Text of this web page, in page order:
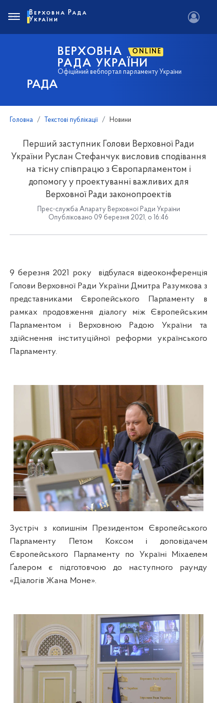
РАДА
ВЕРХОВНА ONLINE
РАДА УКРАЇНИ
Офіційний вебпортал парламенту України
Верховна Рада
України
Головна Текстові публікації Новини
Перший заступник Голови Верховної Ради
України Руслан Стефанчук висловив сподівання
на тісну співпрацю з Європарламентом і
допомогу у проектуванні важливих для
Верховної Ради законопроектів
Прес-служба Апарату Верховної Ради України
Опубліковано 09 березня 2021, о 16:46
9 березня 2021 року
відбулася відеоконференція
Голови Верховної Ради України Дмитра Разумкова з
представниками Європейського Парламенту в
рамках продовження діалогу між Європейським
Парламентом і Верховною Радою України та
здійснення інституційної реформи українського
Парламенту.
Зустріч з колишнім Президентом Європейського
Парламенту Петом Коксом і доповідачем
Європейського Парламенту по Україні Міхаелем
Ґалером є підготовчою до наступного раунду
«Діалогів Жана Моне».